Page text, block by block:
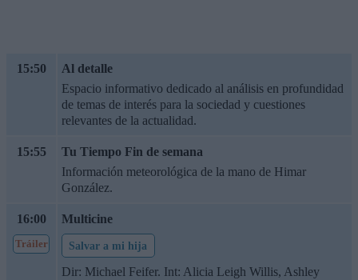
15:50
Al detalle
Espacio informativo dedicado al análisis en profundidad
de temas de interés para la sociedad y cuestiones
relevantes de la actualidad.
15:55
Tu Tiempo Fin de semana
Información meteorológica de la mano de Himar
González.
16:00
Tráiler
Multicine
Salvar a mi hija
Dir: Michael Feifer. Int: Alicia Leigh Willis, Ashley